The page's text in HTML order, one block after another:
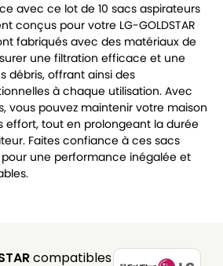
avec ce lot de 10 sacs aspirateurs
conçus pour votre LG-GOLDSTAR
fabriqués avec des matériaux de
une filtration efficace et une
débris, offrant ainsi des
à chaque utilisation. Avec
vous pouvez maintenir votre maison
effort, tout en prolongeant la durée
Faites confiance à ces sacs
une performance inégalée et
compatibles